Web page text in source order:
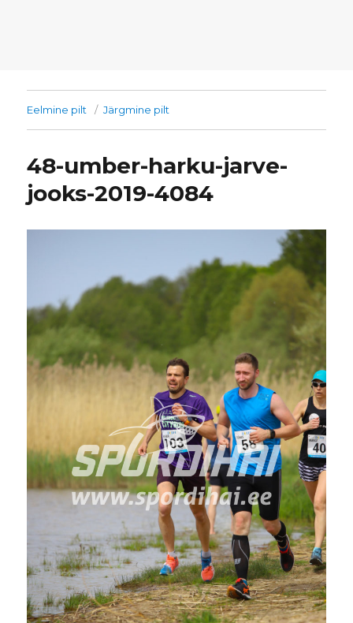
Eelmine pilt Järgmine pilt
48-umber-harku-jarve-
jooks-2019-4084